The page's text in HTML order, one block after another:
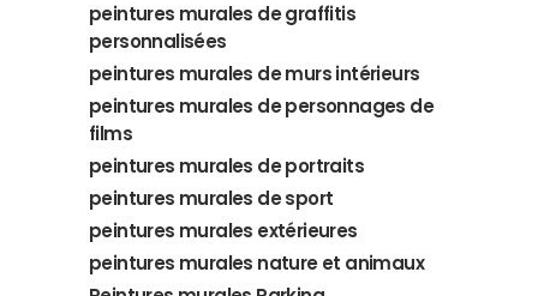
peintures murales de graffitis
personnalisées
peintures murales de murs intérieurs
peintures murales de personnages de
films
peintures murales de portraits
peintures murales de sport
peintures murales extérieures
peintures murales nature et animaux